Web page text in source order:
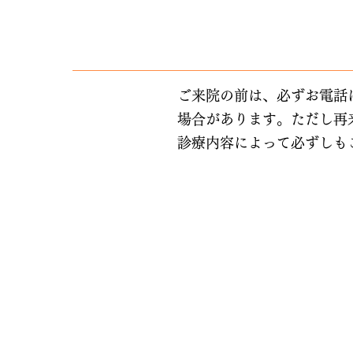
ご来院の前は、必ずお電
場合があります。ただし
診療内容によって必ずし